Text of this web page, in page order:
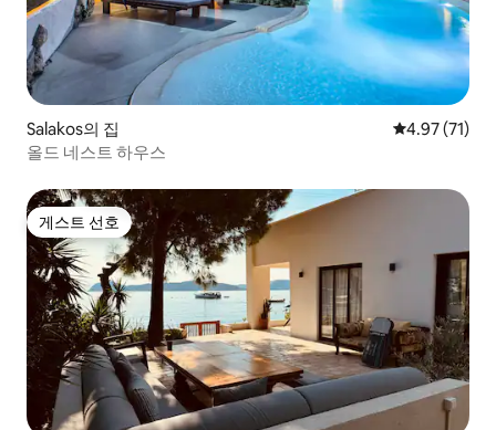
Salakos의 집 평점 4.97점
4.97 (71)
올드 네스트 하우스
게스트 선호
게스트 선호